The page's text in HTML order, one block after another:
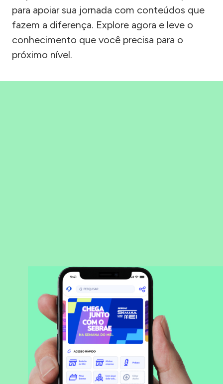
para apoiar sua jornada com conteúdos que
fazem a diferença. Explore agora e leve o
conhecimento que você precisa para o
próximo nível.